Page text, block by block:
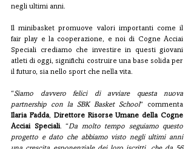
negli ultimi anni.
Il minibasket promuove valori importanti come il
fair play e la cooperazione, e noi di Cogne Acciai
Speciali crediamo che investire in questi giovani
atleti di oggi, significhi costruire una base solida per
il futuro, sia nello sport che nella vita.
“Siamo davvero felici di avviare questa nuova
partnership con la SBK Basket School
Ilaria Fadda, Direttore Risorse Umane della Cogne
Acciai Speciali. “Da molto tempo seguiamo questo
progetto e dato che abbiamo visto negli ultimi anni